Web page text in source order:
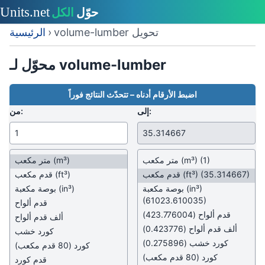
الرئيسية › volume-lumber تحويل
محوّل لـ volume-lumber
اضبط الأرقام أدناه – تتحدّث النتائج فوراً
من:
متر مكعب (m³)
قدم مكعب (ft³)
بوصة مكعبة (in³)
قدم ألواح
ألف قدم ألواح
كورد خشب
كورد (80 قدم مكعب)
قدم كورد
إلى:
متر مكعب (m³) (1)
قدم مكعب (ft³) (35.314667)
بوصة مكعبة (in³)
(61023.610035)
قدم ألواح (423.776004)
ألف قدم ألواح (0.423776)
كورد خشب (0.275896)
كورد (80 قدم مكعب)